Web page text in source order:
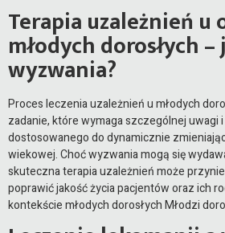
Terapia uzależnień u
młodych dorosłych
wyzwania?
Proces leczenia uzależnień u młodych
zadanie, które wymaga szczególnej uwagi
dostosowanego do dynamicznie
wiekowej. Choć wyzwania mogą się
skuteczna terapia uzależnień może
poprawić jakość życia pacjentów oraz ich
kontekście młodych dorosłych Młodzi